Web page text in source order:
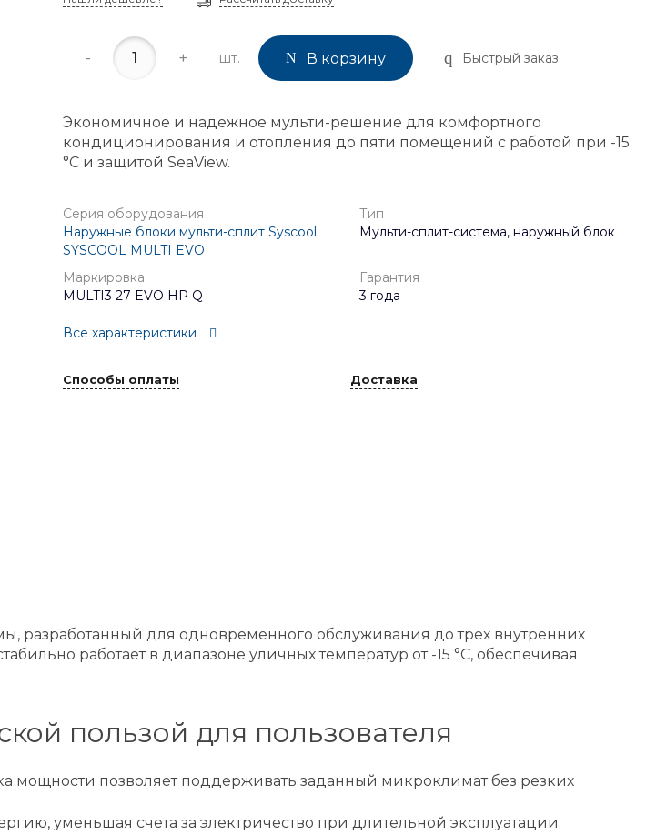
- + шт. В корзину Быстрый заказ
Экономичное и надежное мульти-решение для комфортного
кондиционирования и отопления до пяти помещений с работой при -15
°C и защитой SeaView.
Серия оборудования
Наружные блоки мульти-сплит Syscool
SYSCOOL MULTI EVO
Тип
Мульти-сплит-система, наружный блок
Маркировка
MULTI3 27 EVO HP Q
Гарантия
3 года
Все характеристики
Способы оплаты Доставка
разработанный для одновременного обслуживания до трёх внутренних
работает в диапазоне уличных температур от -15 °C, обеспечивая
пользой для пользователя
мощности позволяет поддерживать заданный микроклимат без резких
уменьшая счета за электричество при длительной эксплуатации.